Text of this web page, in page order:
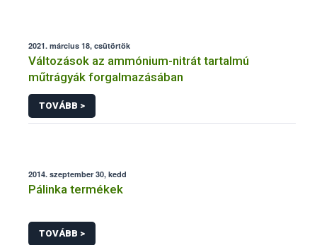
2021. március 18, csütörtök
Változások az ammónium-nitrát tartalmú
műtrágyák forgalmazásában
TOVÁBB >
2014. szeptember 30, kedd
Pálinka termékek
TOVÁBB >